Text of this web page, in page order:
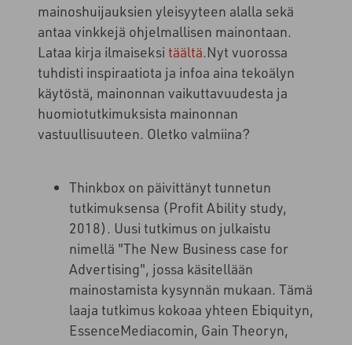
mainoshuijauksien yleisyyteen alalla sekä
antaa vinkkejä ohjelmallisen mainontaan.
Lataa kirja ilmaiseksi täältä.Nyt vuorossa
tuhdisti inspiraatiota ja infoa aina tekoälyn
käytöstä, mainonnan vaikuttavuudesta ja
huomiotutkimuksista mainonnan
vastuullisuuteen. Oletko valmiina?
Thinkbox on päivittänyt tunnetun
tutkimuksensa (Profit Ability study,
2018). Uusi tutkimus on julkaistu
nimellä "The New Business case for
Advertising", jossa käsitellään
mainostamista kysynnän mukaan. Tämä
laaja tutkimus kokoaa yhteen Ebiquityn,
EssenceMediacomin, Gain Theoryn,